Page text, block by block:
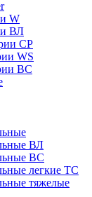
W
ВЛ
СР
WS
ВС
ВЛ
ВС
легкие ТС
тяжелые